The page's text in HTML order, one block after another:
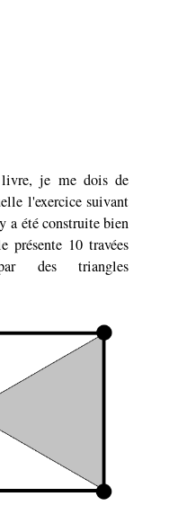
je me dois de
l'exercice suivant
a été construite bien
présente 10 travées
des triangles